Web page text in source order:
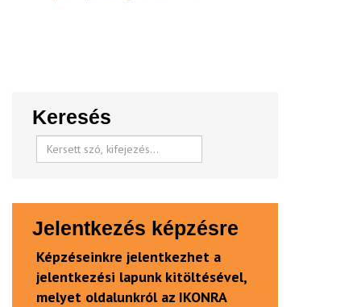
Keresés
Jelentkezés képzésre
Képzéseinkre jelentkezhet a
jelentkezési lapunk kitöltésével,
melyet oldalunkról az IKONRA